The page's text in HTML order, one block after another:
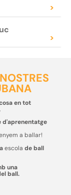
>
>
en tot
a ballar!
escola de ball
una
ball.